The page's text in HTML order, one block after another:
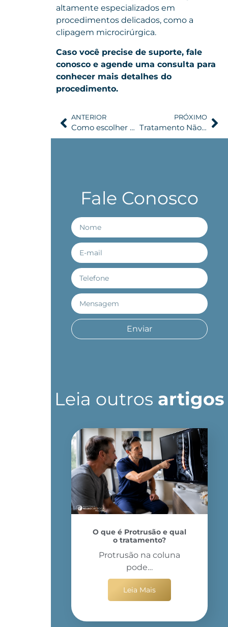
altamente especializados em
procedimentos delicados, como a
clipagem microcirúrgica.
Caso você precise de suporte, fale
conosco e agende uma consulta para
conhecer mais detalhes do
procedimento.
ANTERIOR
Como escolher um neurocirurgião em São Paulo
PRÓXIMO
Tratamento Não Cirúrgico para Tumores de Hipófise: Radioterapia e Medicamentos
Fale Conosco
Enviar
Leia outros artigos
O que é Protrusão e qual
o tratamento?
Protrusão na coluna
pode…
Leia Mais